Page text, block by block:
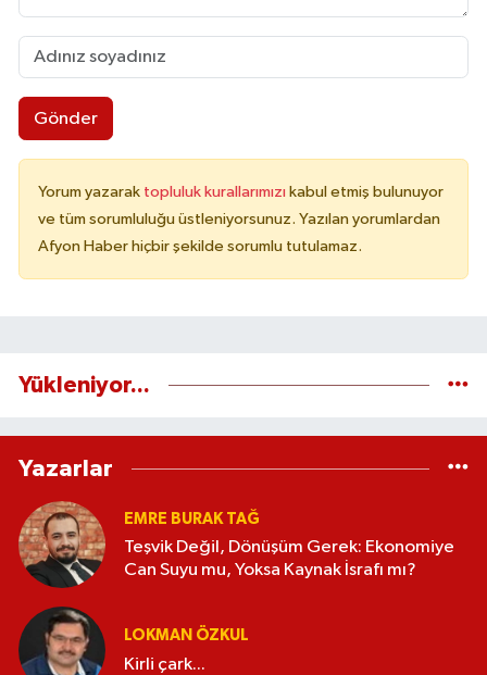
Gönder
Yorum yazarak topluluk kurallarımızı kabul etmiş bulunuyor
ve tüm sorumluluğu üstleniyorsunuz. Yazılan yorumlardan
Afyon Haber hiçbir şekilde sorumlu tutulamaz.
Yükleniyor...
Yazarlar
EMRE BURAK TAĞ
Teşvik Değil, Dönüşüm Gerek: Ekonomiye
Can Suyu mu, Yoksa Kaynak İsrafı mı?
LOKMAN ÖZKUL
Kirli çark...